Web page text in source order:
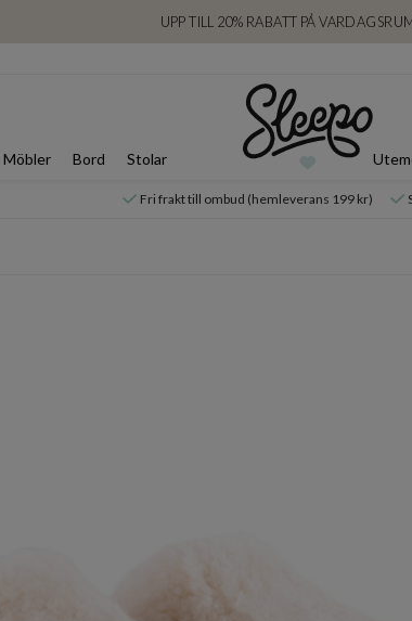
UPP TILL 20% RABATT PÅ
Möbler Bord Stolar
Fri frakt till ombud (hemleverans 199 kr)